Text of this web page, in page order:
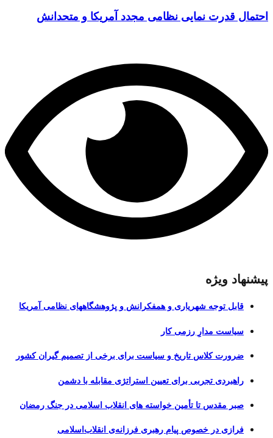
احتمال قدرت نمایی نظامی مجدد آمریکا و متحدانش
پیشنهاد ویژه
قابل توجه شهریاری و همفکرانش و پژوهشگاههای نظامی آمریکا
سیاست مدارِ رزمی کار
ضرورت کلاس تاریخ و سیاست برای برخی از تصمیم گیران کشور
راهبردی تجربی برای تعیین استراتژی مقابله با دشمن
صبر مقدس تا تأمین خواسته های انقلاب اسلامی در جنگ رمضان
فرازی در خصوص پیام رهبری فرزانه‌ی انقلاب‌اسلامی